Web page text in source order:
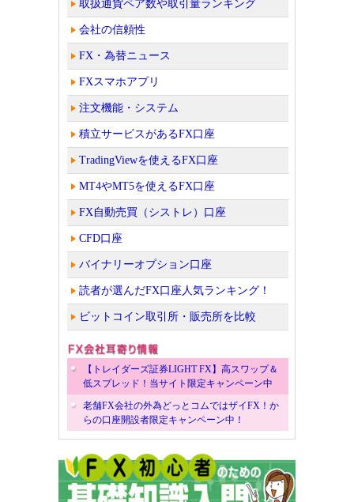
取扱通貨ペア数や取引量ランキング
会社の信頼性
FX・為替ニュース
FXスマホアプリ
注文機能・システム
積立サービスがあるFX口座
TradingViewを使えるFX口座
MT4やMT5を使えるFX口座
FX自動売買（シストレ）口座
CFD口座
バイナリーオプション口座
読者が選んだFX口座人気ランキング！
ビットコイン取引所・販売所を比較
【トレイダーズ証券LIGHT FX】高スワップ＆
低スプレッド！当サイト限定キャンペーン中
老舗FX会社の外為どっとコムではザイFX！か
らの口座開設者限定キャンペーン中！